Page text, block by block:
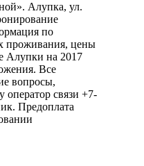
Алупка, ул.
по
проживания, цены
Алупки на 2017
Все
вопросы,
оператор связи +7-
Предоплата